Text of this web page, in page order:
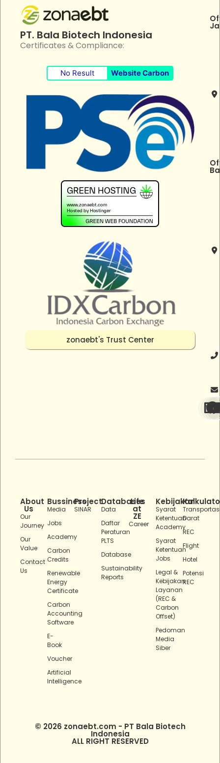
PT. Bala Biotech Indonesia
Certificates & Compliance:
No Result Website Carbon
zonaebt's Trust Center
About
Us
Our
Journey
Our
Value
Contact
Us
Bussiness
Media
Jobs
Academy
Carbon
Credits
Renewable
Energy
Certificate
Carbon
Accounting
Software
E-
Book
Voucher
Artificial
Intelligence
Project
SINAR
Databases
Data
Daftar
Peraturan
PLTS
Database
Sustainability
Reports
Life
at
ZE
Career
Kebijakan
Syarat
Ketentuan
Academy
Syarat
Ketentuan
Jobs
Legal &
Kebijakan
Layanan
(REC &
Carbon
Offset)
Pedoman
Media
Siber
Darat
REC
Flight
Hotel
Potensi
REC
© 2026 zonaebt.com - PT Bala Biotech
Indonesia
ALL RIGHT RESERVED